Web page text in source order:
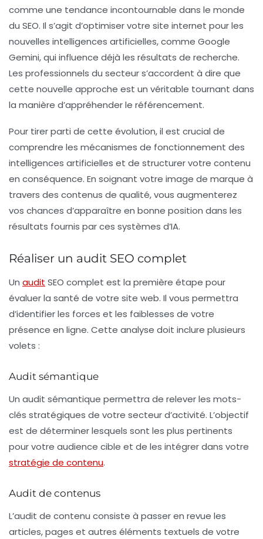
comme une tendance incontournable dans le monde
du SEO. Il s’agit d’optimiser votre site internet pour les
nouvelles intelligences artificielles, comme Google
Gemini, qui influence déjà les résultats de recherche.
Les professionnels du secteur s’accordent à dire que
cette nouvelle approche est un véritable tournant dans
la manière d’appréhender le référencement.
Pour tirer parti de cette évolution, il est crucial de
comprendre les mécanismes de fonctionnement des
intelligences artificielles et de structurer votre contenu
en conséquence. En soignant votre image de marque à
travers des contenus de qualité, vous augmenterez
vos chances d’apparaître en bonne position dans les
résultats fournis par ces systèmes d’IA.
Réaliser un audit SEO complet
Un audit SEO complet est la première étape pour
évaluer la santé de votre site web. Il vous permettra
d’identifier les forces et les faiblesses de votre
présence en ligne. Cette analyse doit inclure plusieurs
volets :
Audit sémantique
Un audit sémantique permettra de relever les mots-
clés stratégiques de votre secteur d’activité. L’objectif
est de déterminer lesquels sont les plus pertinents
pour votre audience cible et de les intégrer dans votre
stratégie de contenu.
Audit de contenus
L’audit de contenu consiste à passer en revue les
articles, pages et autres éléments textuels de votre